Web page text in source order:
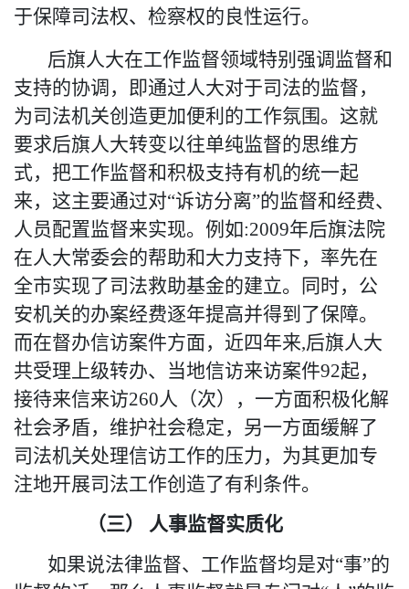
于保障司法权、检察权的良性运行。
后旗人大在工作监督领域特别强调监督和
支持的协调，即通过人大对于司法的监督，
为司法机关创造更加便利的工作氛围。这就
要求后旗人大转变以往单纯监督的思维方
式， 把工作监督和积极支持有机的统一起
来，这主要通过对“诉访分离”的监督和经费、
人员配置监督来实现。例如:2009年后旗法院
在人大常委会的帮助和大力支持下，率先在
全市实现了司法救助基金的建立。同时，公
安机关的办案经费逐年提高并得到了保障。
而在督办信访案件方面，近四年来,后旗人大
共受理上级转办、当地信访来访案件92起，
接待来信来访260人 （次） ， 一方面积极化解
社会矛盾，维护社会稳定， 另一方面缓解了
司法机关处理信访工作的压力，为其更加专
注地开展司法工作创造了有利条件。
（三） 人事监督实质化
如果说法律监督、工作监督均是对“事”的